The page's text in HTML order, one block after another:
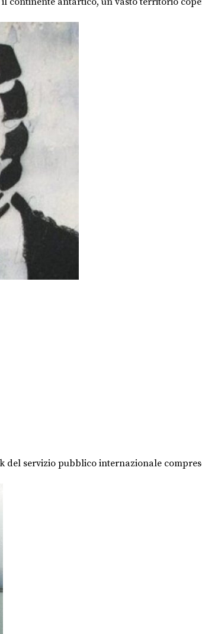
servizio pubblico internazionale